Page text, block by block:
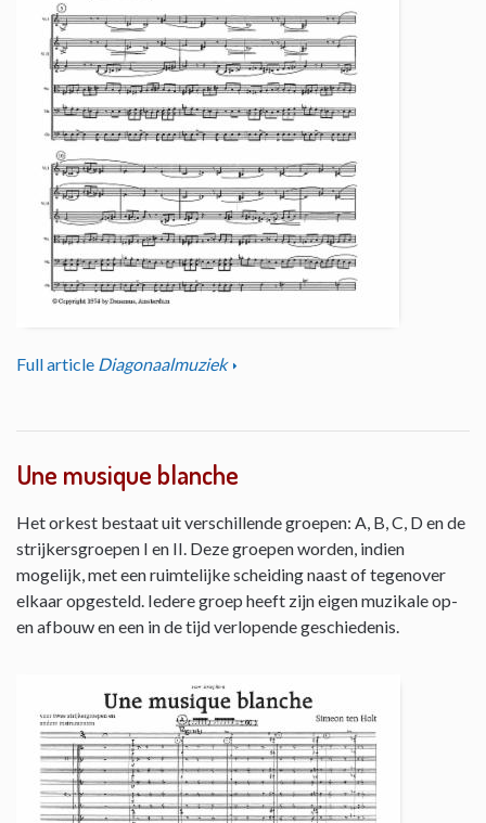
Full article Diagonaalmuziek
Une musique blanche
Het orkest bestaat uit verschillende groepen: A, B, C, D en de
strijkersgroepen I en II. Deze groepen worden, indien
mogelijk, met een ruimtelijke scheiding naast of tegenover
elkaar opgesteld. Iedere groep heeft zijn eigen muzikale op-
en afbouw en een in de tijd verlopende geschiedenis.